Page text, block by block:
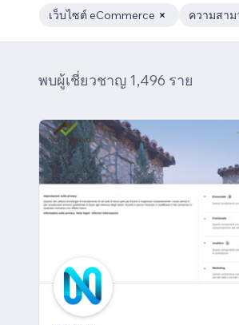
เว็บไซต์ eCommerce ความสา
พบผู้เชี่ยวชาญ 1,496 ราย